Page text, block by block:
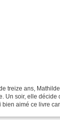
treize ans,
Un soir, elle décide
aimé ce livre